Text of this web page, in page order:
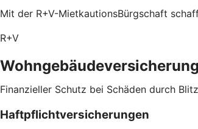
Mit der R+V-MietkautionsBürgschaft
R+V
Wohngebäudeversicherung
Finanzieller Schutz bei Schäden durch
Haftpflichtversicherungen